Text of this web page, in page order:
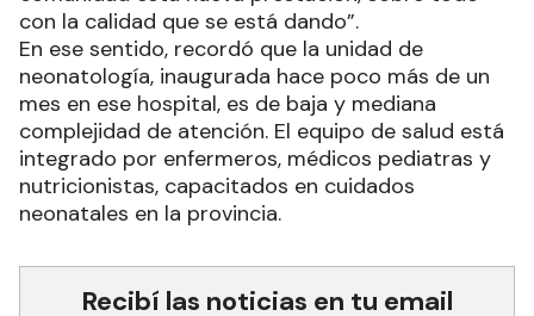
con la calidad que se está dando”.
En ese sentido, recordó que la unidad de
neonatología, inaugurada hace poco más de un
mes en ese hospital, es de baja y mediana
complejidad de atención. El equipo de salud está
integrado por enfermeros, médicos pediatras y
nutricionistas, capacitados en cuidados
neonatales en la provincia.
Recibí las noticias en tu email